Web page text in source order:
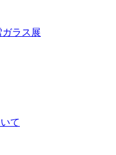
ラス展
て